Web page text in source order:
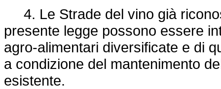
4. Le Strade del vino già
presente legge possono essere
agro-alimentari diversificate e di
a condizione del mantenimento
esistente.